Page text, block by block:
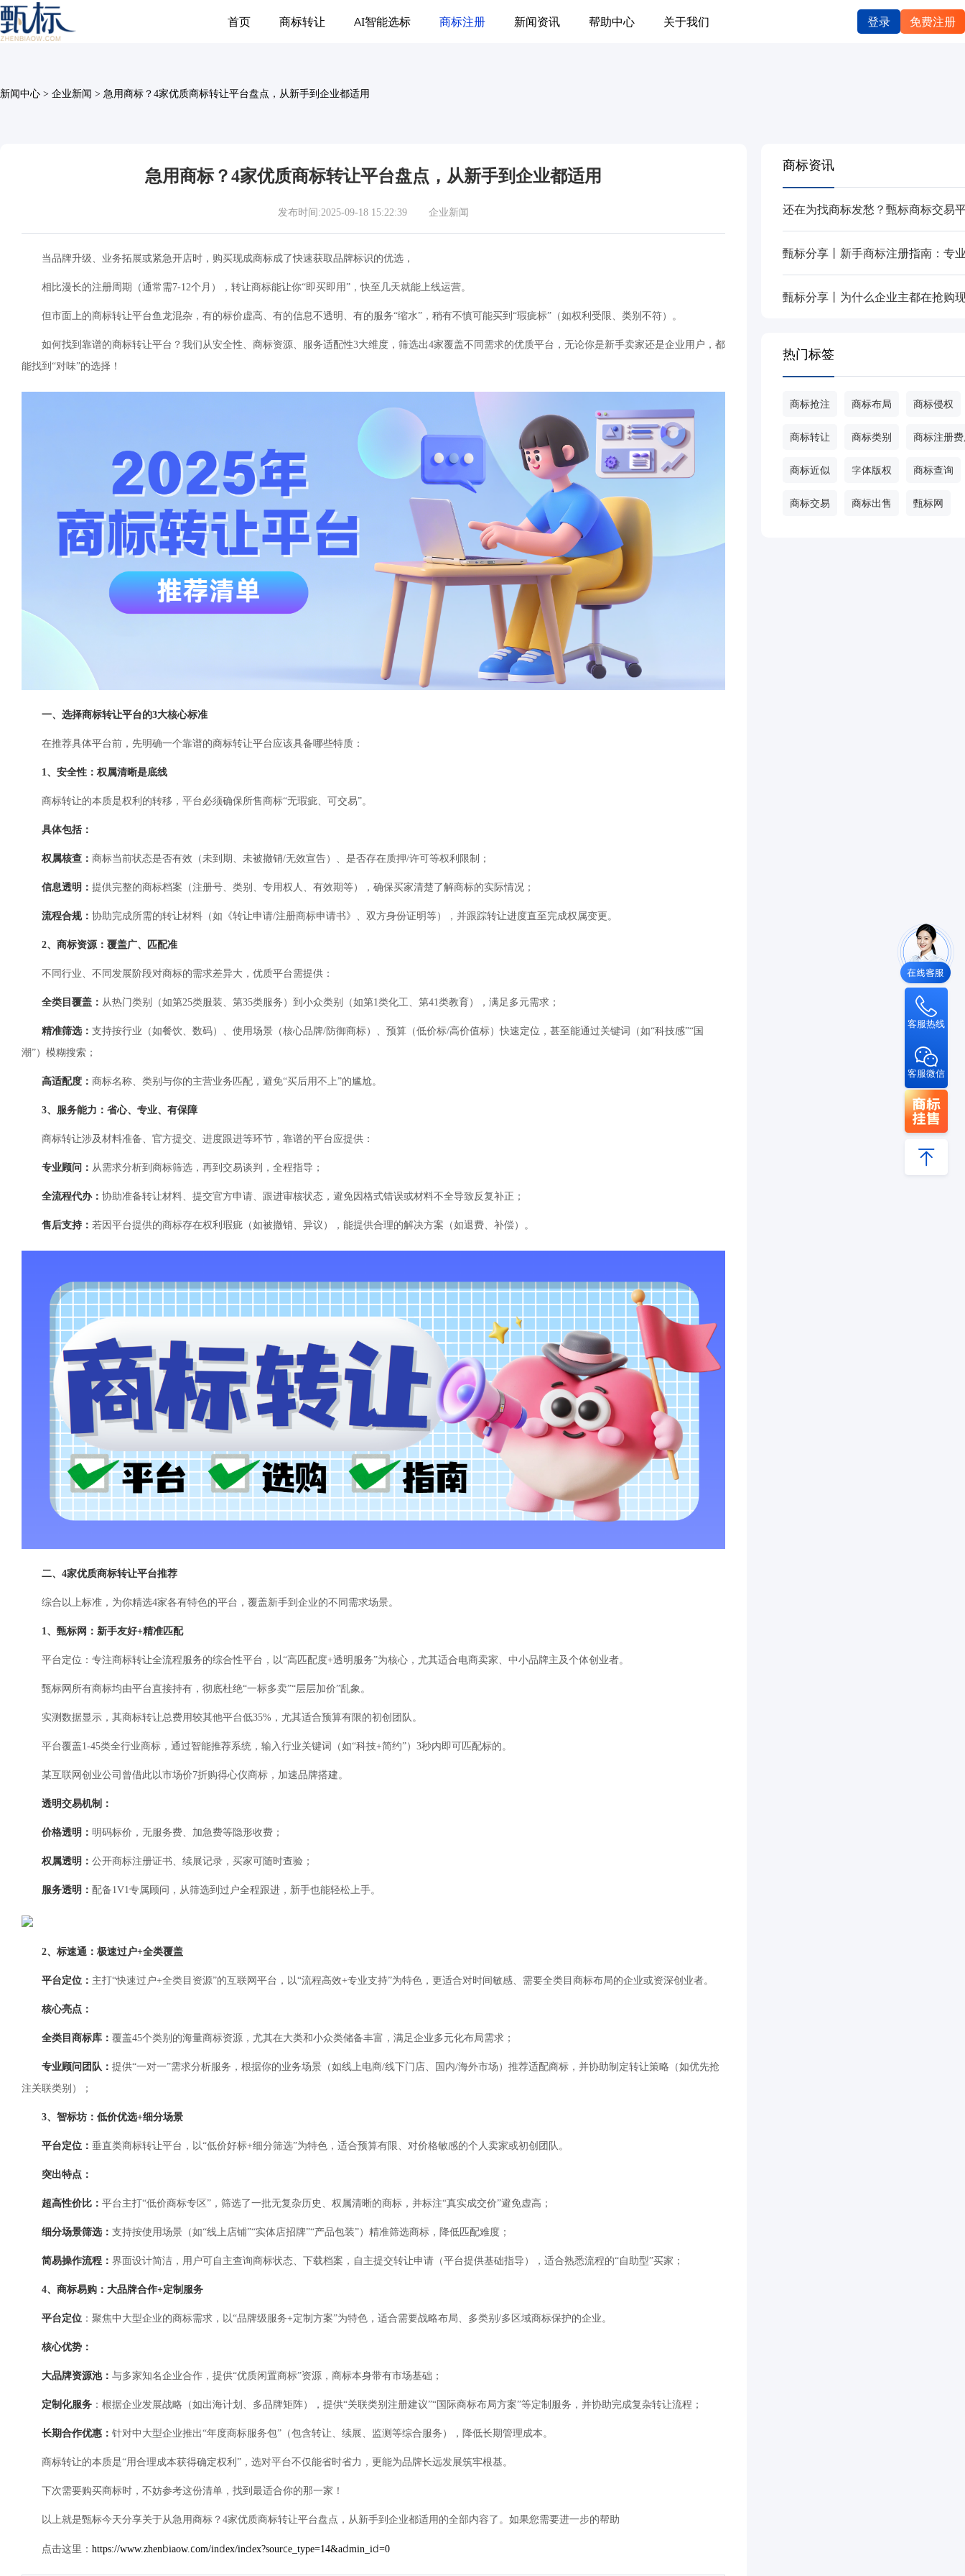
首页 商标转让 AI智能选标 商标注册 新闻资讯 帮助中心 关于我们 登录 免费注册
新闻中心 > 企业新闻 > 急用商标？4家优质商标转让平台盘点，从新手到企业都适用
急用商标？4家优质商标转让平台盘点，从新手到企业都适用
发布时间:2025-09-18 15:22:39 企业新闻
当品牌升级、业务拓展或紧急开店时，购买现成商标成了快速获取品牌标识的优选，
相比漫长的注册周期（通常需7-12个月），转让商标能让你“即买即用”，快至几天就能上线运营。
但市面上的商标转让平台鱼龙混杂，有的标价虚高、有的信息不透明、有的服务“缩水”，稍有不慎可能买到“瑕疵标”（如权利受限、类别不符）。
如何找到靠谱的商标转让平台？我们从安全性、商标资源、服务适配性3大维度，筛选出4家覆盖不同需求的优质平台，无论你是新手卖家还是企业用户，都
能找到“对味”的选择！
一、选择商标转让平台的3大核心标准
在推荐具体平台前，先明确一个靠谱的商标转让平台应该具备哪些特质：
1、安全性：权属清晰是底线
商标转让的本质是权利的转移，平台必须确保所售商标“无瑕疵、可交易”。
具体包括：
权属核查： 商标当前状态是否有效（未到期、未被撤销/无效宣告）、是否存在质押/许可等权利限制；
信息透明： 提供完整的商标档案（注册号、类别、专用权人、有效期等），确保买家清楚了解商标的实际情况；
流程合规： 协助完成所需的转让材料（如《转让申请/注册商标申请书》、双方身份证明等），并跟踪转让进度直至完成权属变更。
2、商标资源：覆盖广、匹配准
不同行业、不同发展阶段对商标的需求差异大，优质平台需提供：
全类目覆盖： 从热门类别（如第25类服装、第35类服务）到小众类别（如第1类化工、第41类教育），满足多元需求；
精准筛选： 支持按行业（如餐饮、数码）、使用场景（核心品牌/防御商标）、预算（低价标/高价值标）快速定位，甚至能通过关键词（如“科技感”“国
潮”）模糊搜索；
高适配度： 商标名称、类别与你的主营业务匹配，避免“买后用不上”的尴尬。
3、服务能力：省心、专业、有保障
商标转让涉及材料准备、官方提交、进度跟进等环节，靠谱的平台应提供：
专业顾问： 从需求分析到商标筛选，再到交易谈判，全程指导；
全流程代办： 协助准备转让材料、提交官方申请、跟进审核状态，避免因格式错误或材料不全导致反复补正；
售后支持： 若因平台提供的商标存在权利瑕疵（如被撤销、异议），能提供合理的解决方案（如退费、补偿）。
二、4家优质商标转让平台推荐
综合以上标准，为你精选4家各有特色的平台，覆盖新手到企业的不同需求场景。
1、甄标网：新手友好+精准匹配
平台定位：专注商标转让全流程服务的综合性平台，以“高匹配度+透明服务”为核心，尤其适合电商卖家、中小品牌主及个体创业者。
甄标网所有商标均由平台直接持有，彻底杜绝“一标多卖”“层层加价”乱象。
实测数据显示，其商标转让总费用较其他平台低35%，尤其适合预算有限的初创团队。
平台覆盖1-45类全行业商标，通过智能推荐系统，输入行业关键词（如“科技+简约”）3秒内即可匹配标的。
某互联网创业公司曾借此以市场价7折购得心仪商标，加速品牌搭建。
透明交易机制：
价格透明： 明码标价，无服务费、加急费等隐形收费；
权属透明： 公开商标注册证书、续展记录，买家可随时查验；
服务透明： 配备1V1专属顾问，从筛选到过户全程跟进，新手也能轻松上手。
2、标速通：极速过户+全类覆盖
平台定位： 主打“快速过户+全类目资源”的互联网平台，以“流程高效+专业支持”为特色，更适合对时间敏感、需要全类目商标布局的企业或资深创业者。
核心亮点：
全类目商标库： 覆盖45个类别的海量商标资源，尤其在大类和小众类储备丰富，满足企业多元化布局需求；
专业顾问团队： 提供“一对一”需求分析服务，根据你的业务场景（如线上电商/线下门店、国内/海外市场）推荐适配商标，并协助制定转让策略（如优先抢
注关联类别）；
3、智标坊：低价优选+细分场景
平台定位： 垂直类商标转让平台，以“低价好标+细分筛选”为特色，适合预算有限、对价格敏感的个人卖家或初创团队。
突出特点：
超高性价比： 平台主打“低价商标专区”，筛选了一批无复杂历史、权属清晰的商标，并标注“真实成交价”避免虚高；
细分场景筛选： 支持按使用场景（如“线上店铺”“实体店招牌”“产品包装”）精准筛选商标，降低匹配难度；
简易操作流程： 界面设计简洁，用户可自主查询商标状态、下载档案，自主提交转让申请（平台提供基础指导），适合熟悉流程的“自助型”买家；
4、商标易购：大品牌合作+定制服务
平台定位 ：聚焦中大型企业的商标需求，以“品牌级服务+定制方案”为特色，适合需要战略布局、多类别/多区域商标保护的企业。
核心优势：
大品牌资源池： 与多家知名企业合作，提供“优质闲置商标”资源，商标本身带有市场基础；
定制化服务 ：根据企业发展战略（如出海计划、多品牌矩阵），提供“关联类别注册建议”“国际商标布局方案”等定制服务，并协助完成复杂转让流程；
长期合作优惠： 针对中大型企业推出“年度商标服务包”（包含转让、续展、监测等综合服务），降低长期管理成本。
商标转让的本质是“用合理成本获得确定权利”，选对平台不仅能省时省力，更能为品牌长远发展筑牢根基。
下次需要购买商标时，不妨参考这份清单，找到最适合你的那一家！
以上就是甄标今天分享关于从急用商标？4家优质商标转让平台盘点，从新手到企业都适用的全部内容了。如果您需要进一步的帮助
点击这里： https://www.zhenbiaow.com/index/index?source_type=14&admin_id=0
商标资讯
热门标签
商标抢注 商标布局 商标侵权
商标转让 商标类别 商标注册
商标近似 字体版权 商标查询
商标交易 商标出售 甄标网
客服热线
客服微信